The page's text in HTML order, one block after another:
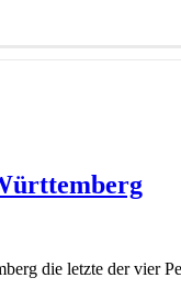
die letzte der vier